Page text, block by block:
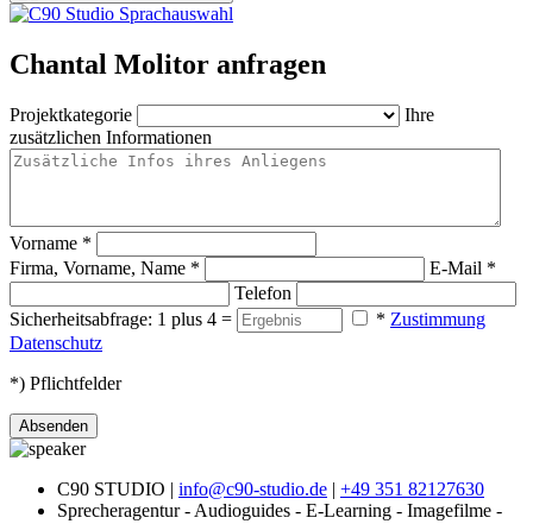
Chantal Molitor anfragen
Projektkategorie
Ihre
zusätzlichen Informationen
Vorname *
Firma, Vorname, Name * E-Mail *
Telefon
Sicherheitsabfrage: 1 plus 4 =
* Zustimmung
Datenschutz
*) Pflichtfelder
Absenden
C90 STUDIO | info@c90-studio.de | +49 351 82127630
Sprecheragentur - Audioguides - E-Learning - Imagefilme -